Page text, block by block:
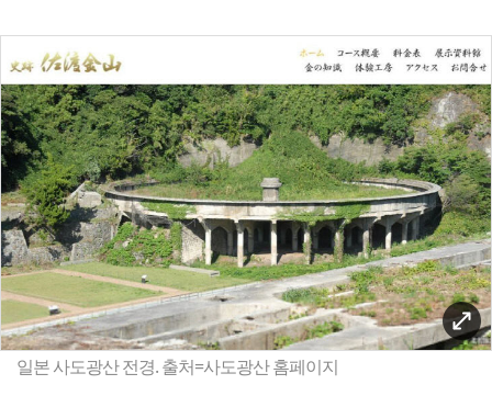
일본 사도광산 전경. 출처=사도광산 홈페이지